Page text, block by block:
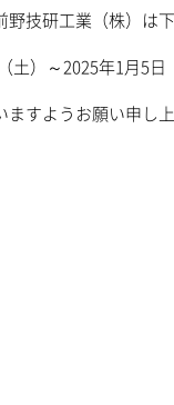
技研工業（株）は
）～2025年1月5日
すようお願い申し上